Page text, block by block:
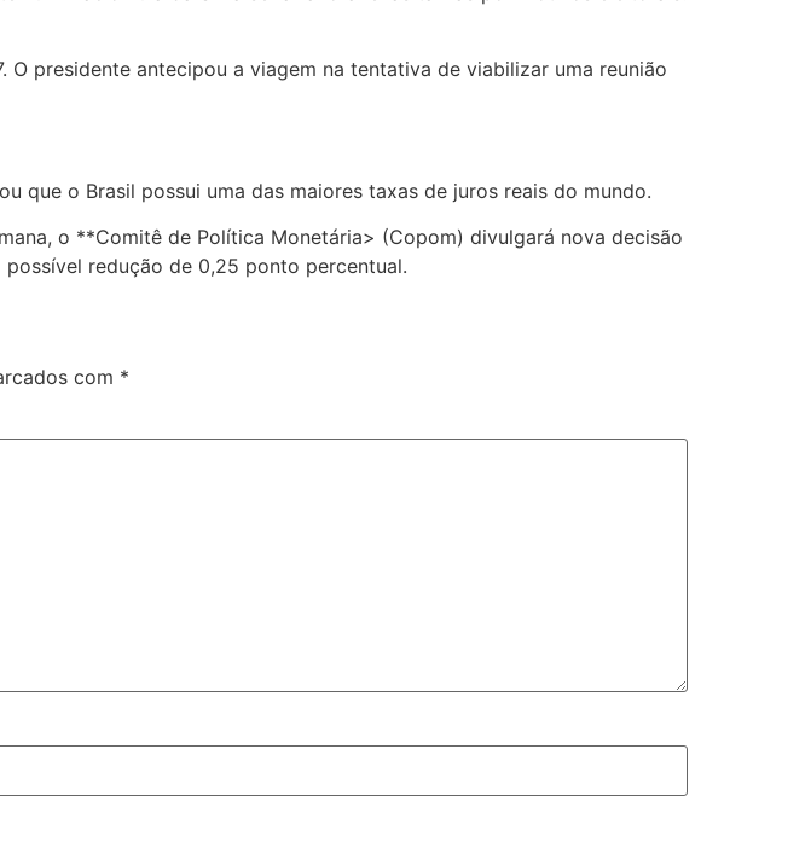
presidente antecipou a viagem na tentativa de viabilizar uma reunião
que o Brasil possui uma das maiores taxas de juros reais do mundo.
o **Comitê de Política Monetária> (Copom) divulgará nova decisão
redução de 0,25 ponto percentual.
com *